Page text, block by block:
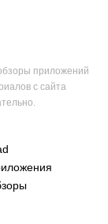
приложений
с сайта